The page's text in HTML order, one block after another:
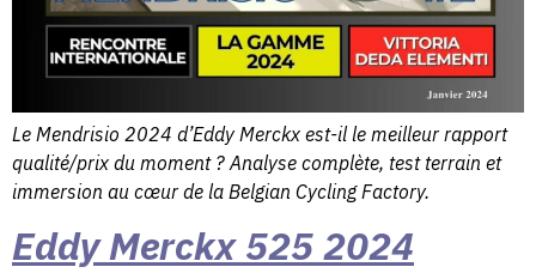
Le Mendrisio 2024 d’Eddy Merckx est-il le meilleur rapport
qualité/prix du moment ? Analyse complète, test terrain et
immersion au cœur de la Belgian Cycling Factory.
Eddy Merckx 525 2024